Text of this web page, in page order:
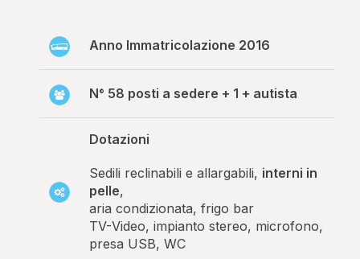
Anno Immatricolazione 2016
N° 58 posti a sedere + 1 + autista
Dotazioni
Sedili reclinabili e allargabili, interni in
pelle,
aria condizionata, frigo bar
TV-Video, impianto stereo, microfono,
presa USB, WC